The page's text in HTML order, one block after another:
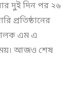
দুই দিন পর ২৬
প্রতিষ্ঠানের
এম এ
আজও শেষ